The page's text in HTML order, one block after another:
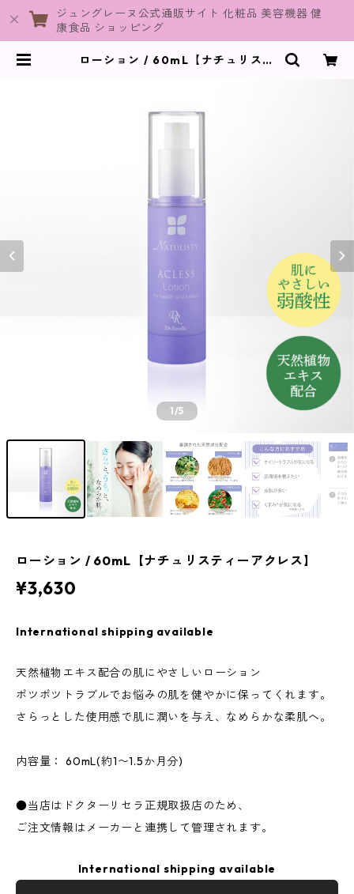
ジュングレーヌ公式通販サイト 化粧品 美容機器 健
康食品 ショッピング
ローション / 60mL【ナチュリステ
1/5
ローション / 60mL【ナチュリスティーアクレス】
¥3,630
International shipping available
天然植物エキス配合の肌にやさしいローション
ポツポツトラブルでお悩みの肌を健やかに保ってくれます。
さらっとした使用感で肌に潤いを与え、なめらかな柔肌へ。
内容量： 60mL(約1〜1.5か月分)
●当店はドクターリセラ正規取扱店のため、
ご注文情報はメーカーと連携して管理されます。
International shipping available